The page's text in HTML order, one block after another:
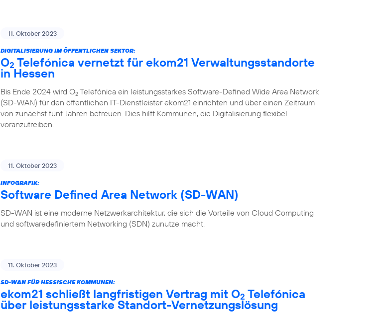
11. Oktober 2023
DIGITALISIERUNG IM ÖFFENTLICHEN SEKTOR:
O2 Telefónica vernetzt für ekom21 Verwaltungsstandorte
in Hessen
Bis Ende 2024 wird O2 Telefónica ein leistungsstarkes Software-Defined Wide Area Network
(SD-WAN) für den öffentlichen IT-Dienstleister ekom21 einrichten und über einen Zeitraum
von zunächst fünf Jahren betreuen. Dies hilft Kommunen, die Digitalisierung flexibel
voranzutreiben.
11. Oktober 2023
INFOGRAFIK:
Software Defined Area Network (SD-WAN)
SD-WAN ist eine moderne Netzwerkarchitektur, die sich die Vorteile von Cloud Computing
und softwaredefiniertem Networking (SDN) zunutze macht.
11. Oktober 2023
SD-WAN FÜR HESSISCHE KOMMUNEN:
ekom21 schließt langfristigen Vertrag mit O2 Telefónica
über leistungsstarke Standort-Vernetzungslösung